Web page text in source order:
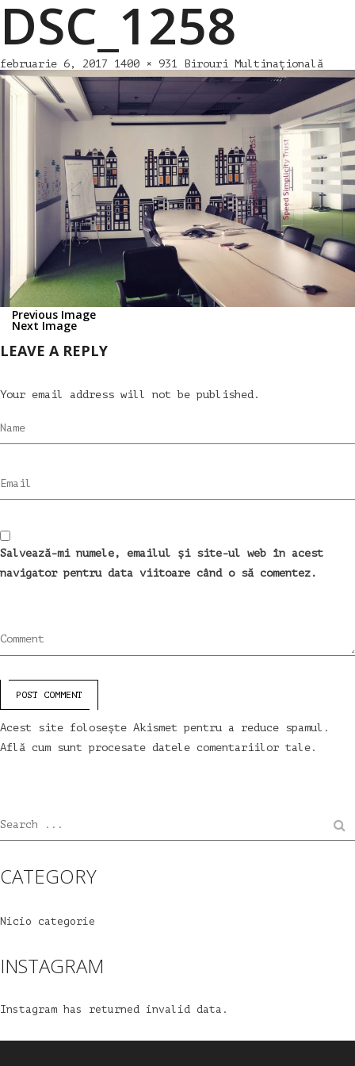
DSC_1258
februarie 6, 2017 1400 × 931 Birouri Multinațională
Previous Image
Next Image
LEAVE A REPLY
Your email address will not be published.
Name
Email
Salvează-mi numele, emailul și site-ul web în acest
navigator pentru data viitoare când o să comentez.
Comment
POST COMMENT
Acest site folosește Akismet pentru a reduce spamul.
Află cum sunt procesate datele comentariilor tale .
Search ...
CATEGORY
Nicio categorie
INSTAGRAM
Instagram has returned invalid data.